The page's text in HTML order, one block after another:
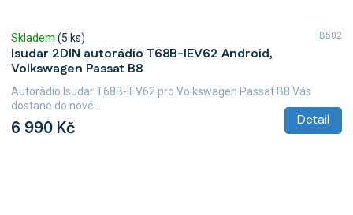
Isudar 2DIN autorádio T68B-IEV62 Android,
Volkswagen Passat B8
Skladem (5 ks)
6 990 Kč Detail
Autorádio Isudar T68B-IEV62 pro Volkswagen Passat B8 Vás
dostane do nové...
B502